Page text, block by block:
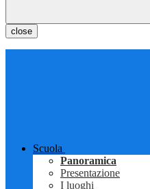
close
Scuola
Panoramica
Presentazione
I luoghi